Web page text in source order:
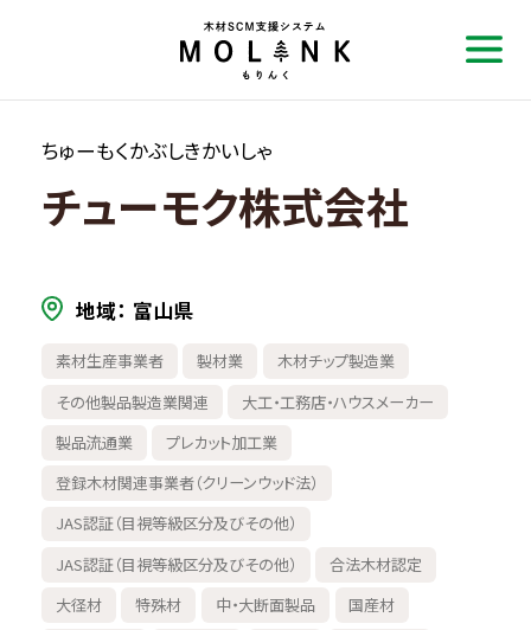
ちゅーもくかぶしきかいしゃ
チューモク株式会社
地域 富山県
素材生産事業者 製材業
木材チップ製造業
その他製品製造業関連
大工・工務店・ハウスメーカー
製品流通業
プレカット加工業
登録木材関連事業者（クリーンウッド法）
JAS認証（目視等級区分及びその他）
JAS認証（目視等級区分及びその他）
合法木材認定
大径材
特殊材 中・大断面製品
国産材